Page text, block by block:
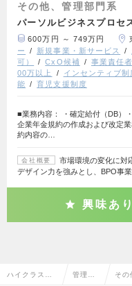
その他、管理部門系
パーソルビジネスプロセ
600万円 ～ 749万円
ー
新規事業・新サービス
可）
CxO候補 事業責任者
00万以上
インセンティブ制
能
育児支援制度
■業務内容： ・確定給付（DB）
企業年金規約の作成および改定
約内容の…
会社概要
市場環境の変化に対
デザイン力を強みとし、BPO事
興味あり
ハイクラス求 管理部 その